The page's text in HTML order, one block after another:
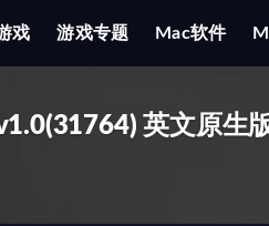
戏 游戏专题 Mac软件
英文原生